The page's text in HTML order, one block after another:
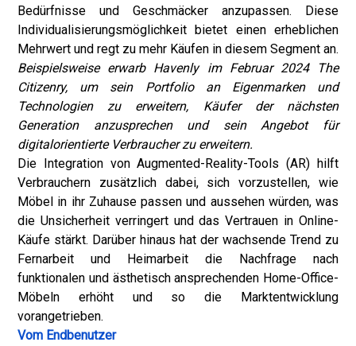
Bedürfnisse und Geschmäcker anzupassen. Diese
Individualisierungsmöglichkeit bietet einen erheblichen
Mehrwert und regt zu mehr Käufen in diesem Segment an.
Beispielsweise erwarb Havenly im Februar 2024 The
Citizenry, um sein Portfolio an Eigenmarken und
Technologien zu erweitern, Käufer der nächsten
Generation anzusprechen und sein Angebot für
digitalorientierte Verbraucher zu erweitern.
Die Integration von Augmented-Reality-Tools (AR) hilft
Verbrauchern zusätzlich dabei, sich vorzustellen, wie
Möbel in ihr Zuhause passen und aussehen würden, was
die Unsicherheit verringert und das Vertrauen in Online-
Käufe stärkt. Darüber hinaus hat der wachsende Trend zu
Fernarbeit und Heimarbeit die Nachfrage nach
funktionalen und ästhetisch ansprechenden Home-Office-
Möbeln erhöht und so die Marktentwicklung
vorangetrieben.
Vom Endbenutzer